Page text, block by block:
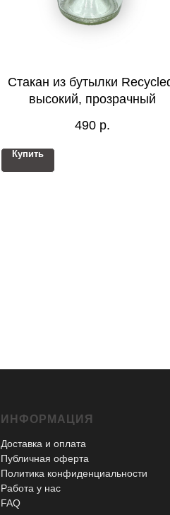
Стакан из бутылки
высокий, прозрачный
490 р.
Купить
ИНФОРМАЦИЯ
Доставка и оплата
Публичная оферта
Политика конфиденциальности
Работа у нас
FAQ